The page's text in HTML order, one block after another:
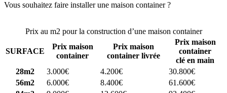
Vous souhaitez faire installer une maison container ?
Prix au m2 pour la construction d’une maison container
SURFACE
Prix maison
container
Prix maison
container livrée
Prix maison
container
clé en main
28m2
3.000€ 4.200€
30.800€
56m2
6.000€ 8.400€
61.600€